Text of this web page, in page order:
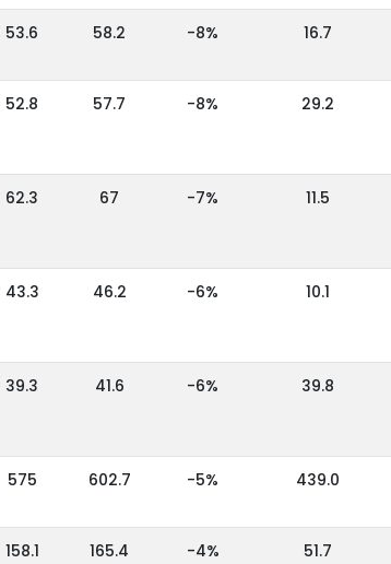
53.6 58.2 -8% 16.7
52.8 57.7 -8% 29.2
62.3 67 -7% 11.5
43.3 46.2 -6% 10.1
39.3 41.6 -6% 39.8
575 602.7 -5% 439.0
158.1 165.4 -4% 51.7